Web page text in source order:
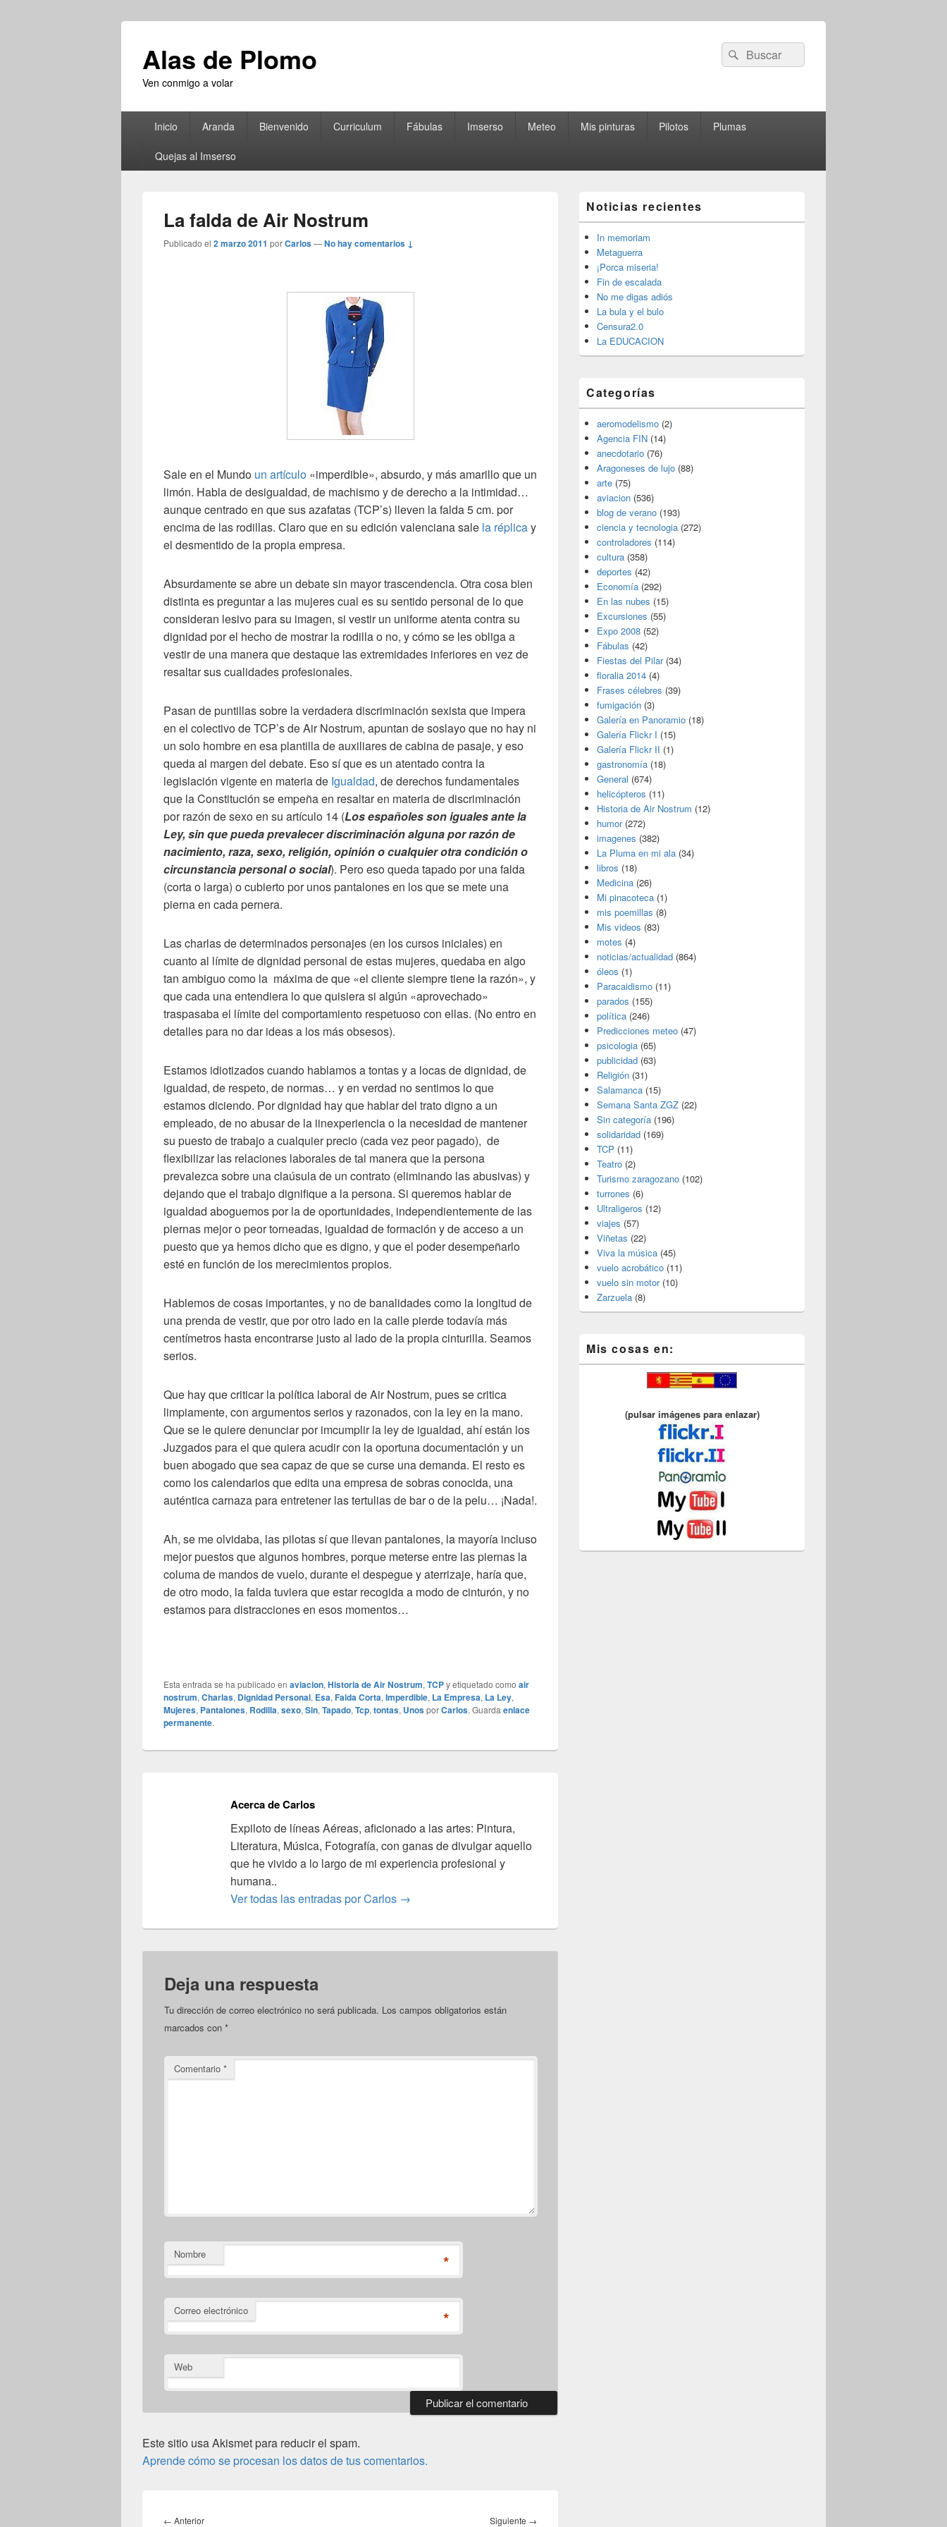
Alas de Plomo
Ven conmigo a volar
Buscar
por:
Buscar
principalInicio Aranda Bienvenido Curriculum Fábulas Imserso Meteo Mis pinturas Pilotos Plumas
Quejas al Imserso
La falda de Air Nostrum
Publicado el 2 marzo 2011 porCarlos—No hay comentarios ↓
Sale en el Mundo un artículo «imperdible», absurdo, y más amarillo que un
limón. Habla de desigualdad, de machismo y de derecho a la intimidad…
aunque centrado en que sus azafatas (TCP’s) lleven la falda 5 cm. por
encima de las rodillas. Claro que en su edición valenciana sale la réplicay
el desmentido de la propia empresa.
Absurdamente se abre un debate sin mayor trascendencia. Otra cosa bien
distinta es preguntar a las mujeres cual es su sentido personal de lo que
consideran lesivo para su imagen, si vestir un uniforme atenta contra su
dignidad por el hecho de mostrar la rodilla o no, y cómo se les obliga a
vestir de una manera que destaque las extremidades inferiores en vez de
resaltar sus cualidades profesionales.
Pasan de puntillas sobre la verdadera discriminación sexista que impera
en el colectivo de TCP’s de Air Nostrum, apuntan de soslayo que no hay ni
un solo hombre en esa plantilla de auxiliares de cabina de pasaje, y eso
queda al margen del debate. Eso sí que es un atentado contra la
legislación vigente en materia de Igualdad, de derechos fundamentales
que la Constitución se empeña en resaltar en materia de discriminación
por razón de sexo en su artículo 14 (Los españoles son iguales ante la
Ley, sin que pueda prevalecer discriminación alguna por razón de
nacimiento, raza, sexo, religión, opinión o cualquier otra condición o
circunstancia personal o social). Pero eso queda tapado por una falda
(corta o larga) o cubierto por unos pantalones en los que se mete una
pierna en cada pernera.
Las charlas de determinados personajes (en los cursos iniciales) en
cuanto al límite de dignidad personal de estas mujeres, quedaba en algo
tan ambiguo como la máxima de que «el cliente siempre tiene la razón», y
que cada una entendiera lo que quisiera si algún «aprovechado»
traspasaba el límite del comportamiento respetuoso con ellas. (No entro en
detalles para no dar ideas a los más obsesos).
Estamos idiotizados cuando hablamos a tontas y a locas de dignidad, de
igualdad, de respeto, de normas… y en verdad no sentimos lo que
estamos diciendo. Por dignidad hay que hablar del trato digno a un
empleado, de no abusar de la iinexperiencia o la necesidad de mantener
su puesto de trabajo a cualquier precio (cada vez peor pagado), de
flexibilizar las relaciones laborales de tal manera que la persona
prevalezca sobre una claúsula de un contrato (eliminando las abusivas) y
dejando que el trabajo dignifique a la persona. Si queremos hablar de
igualdad aboguemos por la de oportunidades, independientemente de las
piernas mejor o peor torneadas, igualdad de formación y de acceso a un
puesto que ya hemos dicho que es digno, y que el poder desempeñarlo
esté en función de los merecimientos propios.
Hablemos de cosas importantes, y no de banalidades como la longitud de
una prenda de vestir, que por otro lado en la calle pierde todavía más
centímetros hasta encontrarse justo al lado de la propia cinturilla. Seamos
serios.
Que hay que criticar la política laboral de Air Nostrum, pues se critica
limpiamente, con argumentos serios y razonados, con la ley en la mano.
Que se le quiere denunciar por imcumplir la ley de igualdad, ahí están los
Juzgados para el que quiera acudir con la oportuna documentación y un
buen abogado que sea capaz de que se curse una demanda. El resto es
como los calendarios que edita una empresa de sobras conocida, una
auténtica carnaza para entretener las tertulias de bar o de la pelu… ¡Nada!.
Ah, se me olvidaba, las pilotas sí que llevan pantalones, la mayoría incluso
mejor puestos que algunos hombres, porque meterse entre las piernas la
columa de mandos de vuelo, durante el despegue y aterrizaje, haría que,
de otro modo, la falda tuviera que estar recogida a modo de cinturón, y no
estamos para distracciones en esos momentos…
Esta entrada se ha publicado en aviacion, Historia de Air Nostrum, TCPy etiquetado como air
nostrum, Charlas, Dignidad Personal, Esa, Falda Corta, Imperdible, La Empresa, La Ley,
Mujeres, Pantalones, Rodilla, sexo, Sin, Tapado, Tcp, tontas, UnosporCarlos. Guarda enlace
permanente.
Acerca de Carlos
Expiloto de líneas Aéreas, aficionado a las artes: Pintura,
Literatura, Música, Fotografía, con ganas de divulgar aquello
que he vivido a lo largo de mi experiencia profesional y
humana..
Ver todas las entradas por Carlos →
Deja una respuesta
Tu dirección de correo electrónico no será publicada. Los campos obligatorios están
marcados con *
Comentario *
Nombre *
Correo electrónico *
Web
Este sitio usa Akismet para reducir el spam.
Aprende cómo se procesan los datos de tus comentarios.
de
← AnteriorEntrada Siguiente →
área
de
widget
barra
lateral
primaria
Noticias recientes
In memoriam
Metaguerra
¡Porca miseria!
Fin de escalada
No me digas adiós
La bula y el bulo
Censura2.0
La EDUCACION
Categorías
aeromodelismo (2)
Agencia FIN (14)
anecdotario (76)
Aragoneses de lujo (88)
arte (75)
aviacion (536)
blog de verano (193)
ciencia y tecnologia (272)
controladores (114)
cultura (358)
deportes (42)
Economía (292)
En las nubes (15)
Excursiones (55)
Expo 2008 (52)
Fábulas (42)
Fiestas del Pilar(34)
floralia 2014 (4)
Frases célebres (39)
fumigación (3)
Galería en Panoramio (18)
Galería Flickr I (15)
Galería Flickr II (1)
gastronomía (18)
General (674)
helicópteros (11)
Historia de Air Nostrum (12)
humor(272)
imagenes (382)
La Pluma en mi ala (34)
libros (18)
Medicina (26)
Mi pinacoteca (1)
mis poemillas (8)
Mis videos (83)
motes (4)
noticias/actualidad (864)
óleos (1)
Paracaidismo (11)
parados (155)
política (246)
Predicciones meteo (47)
psicologia (65)
publicidad (63)
Religión (31)
Salamanca (15)
Semana Santa ZGZ (22)
Sin categoría (196)
solidaridad (169)
TCP (11)
Teatro (2)
Turismo zaragozano (102)
turrones (6)
Ultraligeros (12)
viajes (57)
Viñetas (22)
Viva la música (45)
vuelo acrobático (11)
vuelo sin motor(10)
Zarzuela (8)
Mis cosas en:
(pulsar imágenes para enlazar)